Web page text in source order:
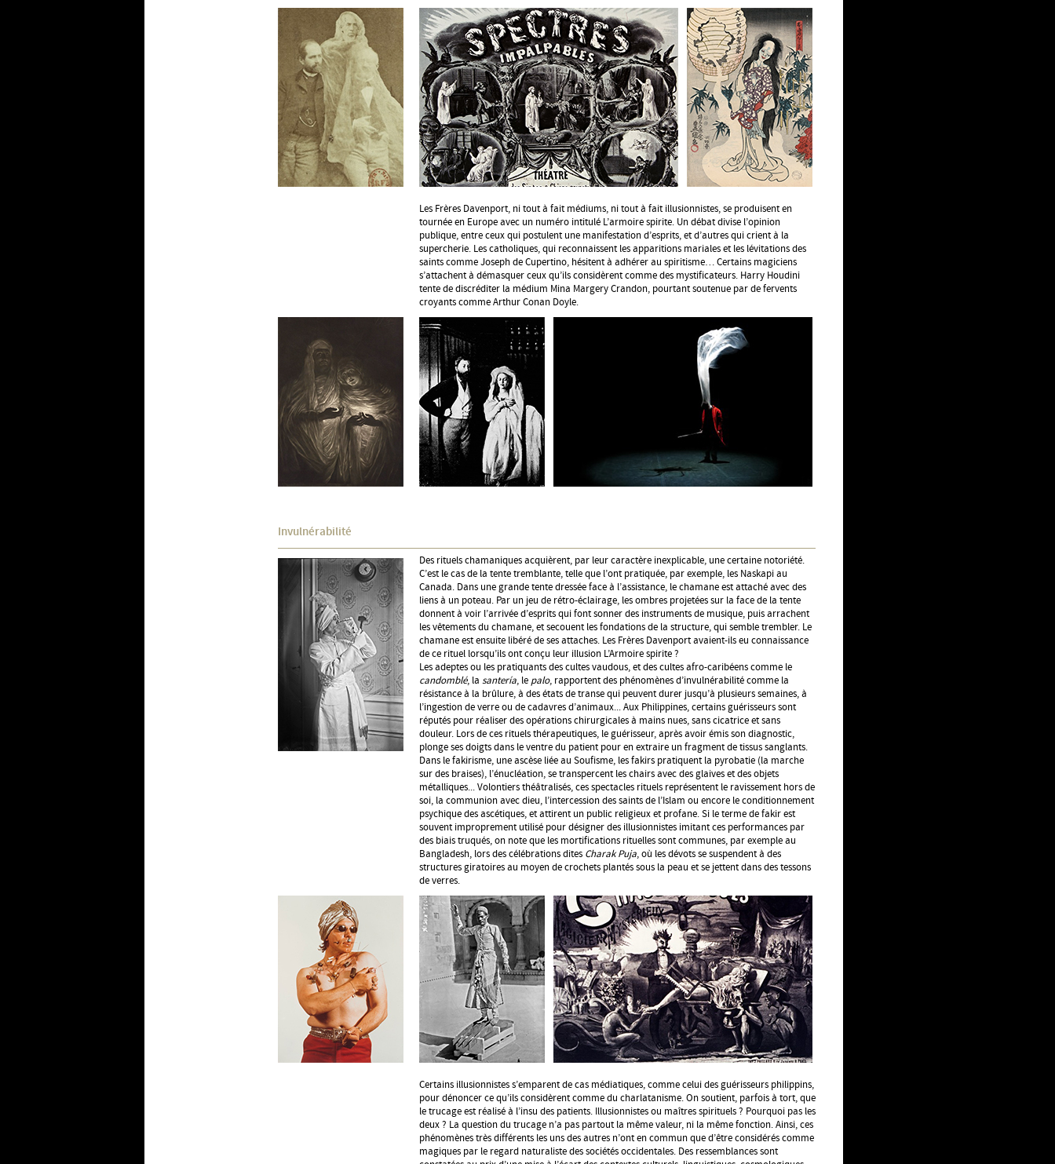
Les Frères Davenport, ni tout à fait médiums, ni tout à fait illusionnistes, se produisent en
tournée en Europe avec un numéro intitulé L’armoire spirite. Un débat divise l’opinion
publique, entre ceux qui postulent une manifestation d’esprits, et d’autres qui crient à la
supercherie. Les catholiques, qui reconnaissent les apparitions mariales et les lévitations des
saints comme Joseph de Cupertino, hésitent à adhérer au spiritisme… Certains magiciens
s’attachent à démasquer ceux qu’ils considèrent comme des mystificateurs. Harry Houdini
tente de discréditer la médium Mina Margery Crandon, pourtant soutenue par de fervents
croyants comme Arthur Conan Doyle.
Invulnérabilité
Des rituels chamaniques acquièrent, par leur caractère inexplicable, une certaine notoriété.
C’est le cas de la tente tremblante, telle que l’ont pratiquée, par exemple, les Naskapi au
Canada. Dans une grande tente dressée face à l’assistance, le chamane est attaché avec des
liens à un poteau. Par un jeu de rétro-éclairage, les ombres projetées sur la face de la tente
donnent à voir l’arrivée d’esprits qui font sonner des instruments de musique, puis arrachent
les vêtements du chamane, et secouent les fondations de la structure, qui semble trembler. Le
chamane est ensuite libéré de ses attaches. Les Frères Davenport avaient-ils eu connaissance
de ce rituel lorsqu’ils ont conçu leur illusion L’Armoire spirite ?
Les adeptes ou les pratiquants des cultes vaudous, et des cultes afro-caribéens comme le
candomblé, la santería, le palo, rapportent des phénomènes d’invulnérabilité comme la
résistance à la brûlure, à des états de transe qui peuvent durer jusqu’à plusieurs semaines, à
l’ingestion de verre ou de cadavres d’animaux... Aux Philippines, certains guérisseurs sont
réputés pour réaliser des opérations chirurgicales à mains nues, sans cicatrice et sans
douleur. Lors de ces rituels thérapeutiques, le guérisseur, après avoir émis son diagnostic,
plonge ses doigts dans le ventre du patient pour en extraire un fragment de tissus sanglants.
Dans le fakirisme, une ascèse liée au Soufisme, les fakirs pratiquent la pyrobatie (la marche
sur des braises), l’énucléation, se transpercent les chairs avec des glaives et des objets
métalliques... Volontiers théâtralisés, ces spectacles rituels représentent le ravissement hors de
soi, la communion avec dieu, l’intercession des saints de l’Islam ou encore le conditionnement
psychique des ascétiques, et attirent un public religieux et profane. Si le terme de fakir est
souvent improprement utilisé pour désigner des illusionnistes imitant ces performances par
des biais truqués, on note que les mortifications rituelles sont communes, par exemple au
Bangladesh, lors des célébrations dites Charak Puja, où les dévots se suspendent à des
structures giratoires au moyen de crochets plantés sous la peau et se jettent dans des tessons
de verres.
Certains illusionnistes s’emparent de cas médiatiques, comme celui des guérisseurs philippins,
pour dénoncer ce qu’ils considèrent comme du charlatanisme. On soutient, parfois à tort, que
le trucage est réalisé à l’insu des patients. Illusionnistes ou maîtres spirituels ? Pourquoi pas les
deux ? La question du trucage n’a pas partout la même valeur, ni la même fonction. Ainsi, ces
phénomènes très différents les uns des autres n’ont en commun que d’être considérés comme
magiques par le regard naturaliste des sociétés occidentales. Des ressemblances sont